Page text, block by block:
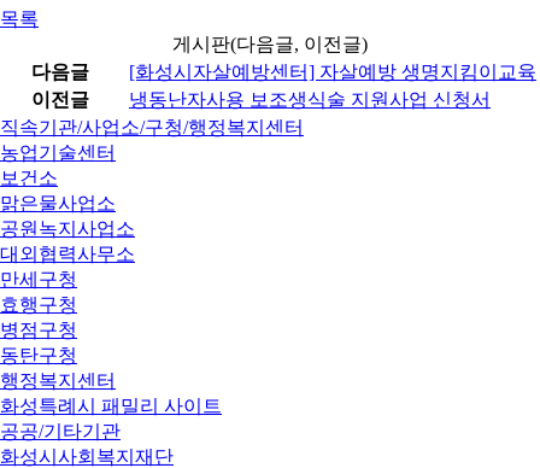
목록
게시판(다음글, 이전글)
다음글
[화성시자살예방센터] 자살예방 생명지킴이교육
이전글
냉동난자사용 보조생식술 지원사업 신청서
직속기관/사업소/구청/행정복지센터
농업기술센터
보건소
맑은물사업소
공원녹지사업소
대외협력사무소
만세구청
효행구청
병점구청
동탄구청
행정복지센터
화성특례시 패밀리 사이트
공공/기타기관
화성시사회복지재단